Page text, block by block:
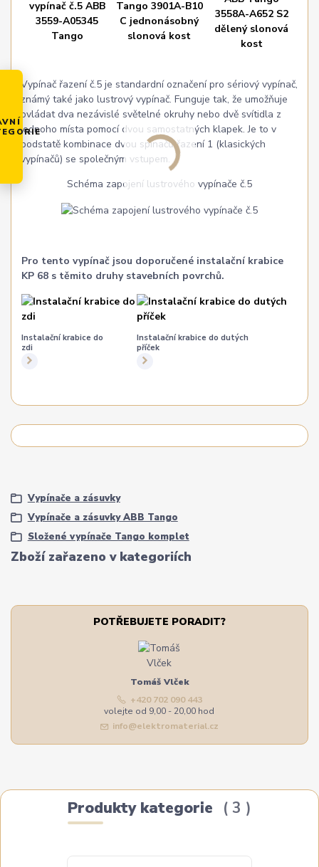
Vypínač řazení č.5 je standardní označení pro sériový vypínač,
známý také jako lustrový vypínač. Funguje tak, že umožňuje
ovládat dva nezávislé světelné okruhy nebo dvě svítidla z
jednoho místa pomocí dvou samostatných klapek. Je to v
podstatě kombinace dvou spínačů řazení 1 (klasických
vypínačů) se společným vstupem.
Schéma zapojení lustrového vypínače č.5
Pro tento vypínač jsou doporučené instalační krabice
KP 68 s těmito druhy stavebních povrchů.
Instalační krabice do
zdi
Instalační krabice do dutých
příček
Zboží zařazeno v kategoriích
Vypínače a zásuvky
Vypínače a zásuvky ABB Tango
Složené vypínače Tango komplet
POTŘEBUJETE PORADIT?
Tomáš Vlček
+420 702 090 443
volejte od 9,00 - 20,00 hod
info@elektromaterial.cz
Produkty kategorie 3